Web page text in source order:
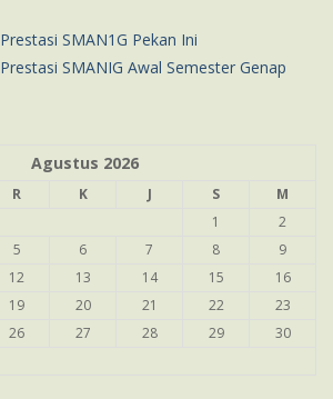
Prestasi SMAN1G Pekan Ini
Prestasi SMANIG Awal Semester Genap
Agustus 2026
R K J S
M
1
2
5 6 7 8
9
12 13 14 15
16
19 20 21 22
23
26 27 28 29
30